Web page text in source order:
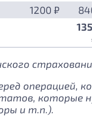
1200 ₽
операцией,
которые
и т.п.).